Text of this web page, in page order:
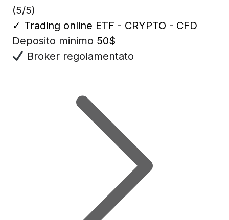
(5/5)
✓ Trading online ETF - CRYPTO - CFD
Deposito minimo 50$
Broker regolamentato